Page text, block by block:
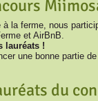
la ferme, nous
et AirBnB.
lauréats !
une bonne partie
du